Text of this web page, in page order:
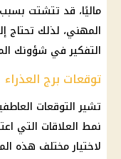
ماليًا، قد تتشتت
المهني، لذلك تحتاج
التفكير في شؤونك
توقعات برج العذراء
تشير التوقعات
نمط العلاقات التي
لاختيار مختلف هذه